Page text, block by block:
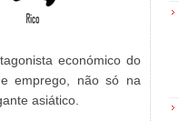
económico do
emprego, não só na
asiático.